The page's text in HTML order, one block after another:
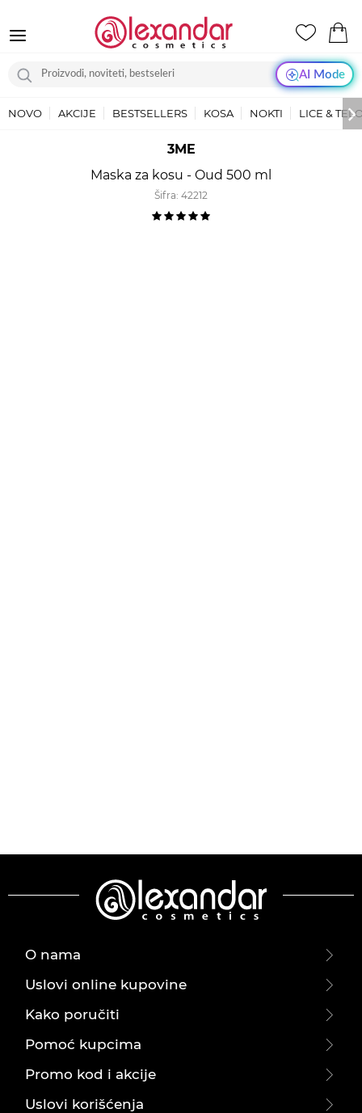
AI Mode
NOVO AKCIJE BESTSELLERS KOSA NOKTI LICE &
3ME
Maska za kosu - Oud 500 ml
Šifra: 42212
O nama
Uslovi online kupovine
Kako poručiti
Pomoć kupcima
Promo kod i akcije
Uslovi korišćenja